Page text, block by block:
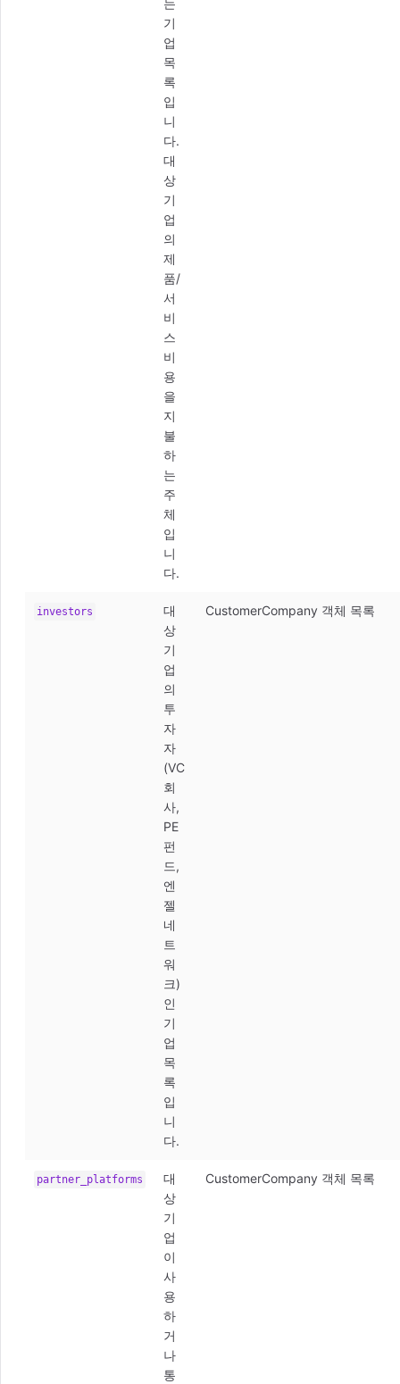
는
기
업
목
록
입
니
다.
대
상
기
업
의
제
품/
서
비
스
비
용
을
지
불
하
는
주
체
입
니
다.
investors
대
상
기
업
의
투
자
자
(VC
회
사,
PE
펀
드,
엔
젤
네
트
워
크)
인
기
업
목
록
입
니
다.
CustomerCompany 객체 목록
partner_platforms
대
상
기
업
이
사
용
하
거
나
통
CustomerCompany 객체 목록